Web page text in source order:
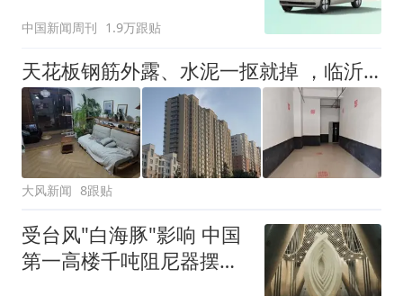
中国新闻周刊 1.9万跟贴
天花板钢筋外露、水泥一抠就掉 ，临沂一安置楼交房半年即被鉴定存安全隐患；楼体至今未加固，仍有居民常住
大风新闻 8跟贴
受台风"白海豚"影响 中国
第一高楼千吨阻尼器摆动